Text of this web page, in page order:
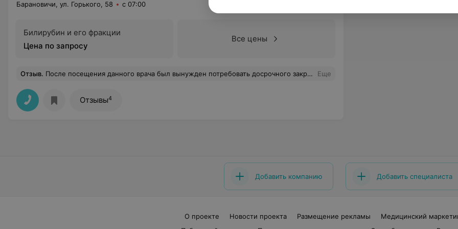
Барановичи, ул. Горького, 58 с 07:00
Билирубин и его фракции
Цена по запросу
Все цены
Отзыв. После посещения данного врача был вынужден потребовать досрочного закрытия листка нетрудоспособности (после процедуры лист был закрыт на вторые сутки) по причине хамского, грубого и неуважительного отношения к пациенту. С первого приема и врач, и медсестра вели себя непонятно и грубо (время операции назначили на 8.30, но фактически указали в направлении явку в 11.30, явился ко времени, в итоге ждал более 40 минут, следующий прием был аналогичный, ни разу не приняли в установленное время), в то же время на повышенных тонах вели все приемы. Такое же грубое отношение было и к другим пациентам. Также удивлен списком необходимого для проведения процедуры (лейкопластырь катушечный, салфетки 16/12 #10, стерильные перчатки и т.д.), неужели страховка не может покрыть данные расходы? Еще
Отзывы4
Добавить компанию Добавить специалиста
О проекте Новости проекта Размещение рекламы
Медицинский